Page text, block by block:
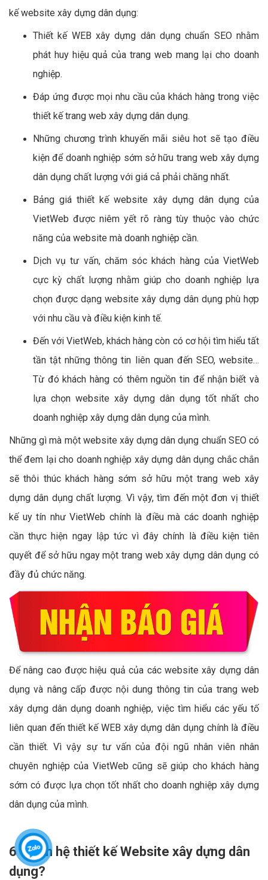
kế website xây dựng dân dụng:
Thiết kế WEB xây dựng dân dụng chuẩn SEO nhằm
phát huy hiệu quả của trang web mang lại cho doanh
nghiệp.
Đáp ứng được mọi nhu cầu của khách hàng trong việc
thiết kế trang web xây dựng dân dụng.
Những chương trình khuyến mãi siêu hot sẽ tạo điều
kiện để doanh nghiệp sớm sở hữu trang web xây dựng
dân dụng chất lượng với giá cả phải chăng nhất.
Bảng giá thiết kế website xây dựng dân dụng của
VietWeb được niêm yết rõ ràng tùy thuộc vào chức
năng của website mà doanh nghiệp cần.
Dịch vụ tư vấn, chăm sóc khách hàng của VietWeb
cực kỳ chất lượng nhằm giúp cho doanh nghiệp lựa
chọn được dạng website xây dựng dân dụng phù hợp
với nhu cầu và điều kiện kinh tế.
Đến với VietWeb, khách hàng còn có cơ hội tìm hiểu tất
tần tật những thông tin liên quan đến SEO, website…
Từ đó khách hàng có thêm nguồn tin để nhận biết và
lựa chọn website xây dựng dân dụng tốt nhất cho
doanh nghiệp xây dựng dân dụng của mình.
Những gì mà một website xây dựng dân dụng chuẩn SEO có
thể đem lại cho doanh nghiệp xây dựng dân dụng chắc chắn
sẽ thôi thúc khách hàng sớm sở hữu một trang web xây
dựng dân dụng chất lượng. Vì vậy, tìm đến một đơn vị thiết
kế uy tín như VietWeb chính là điều mà các doanh nghiệp
cần thực hiện ngay lập tức vì đây chính là điều kiện tiên
quyết để sở hữu ngay một trang web xây dựng dân dụng có
đầy đủ chức năng.
Để nâng cao được hiệu quả của các website xây dựng dân
dụng và nâng cấp được nội dung thông tin của trang web
xây dựng dân dụng doanh nghiệp, việc tìm hiểu các yếu tố
liên quan đến thiết kế WEB xây dựng dân dụng chính là điều
cần thiết. Vì vậy sự tư vấn của đội ngũ nhân viên nhân
chuyên nghiệp của VietWeb cũng sẽ giúp cho khách hàng
sớm có được lựa chọn tốt nhất cho doanh nghiệp xây dựng
dân dụng của mình.
6 - Liên hệ thiết kế Website xây dựng dân
dụng?